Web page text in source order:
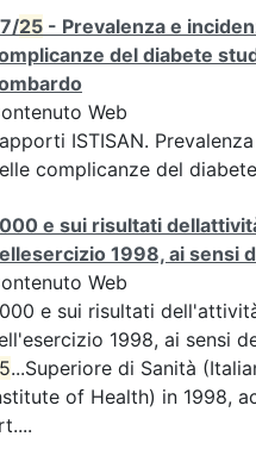
25 - Prevalenza e
del diabete
Web
ISTISAN.
complicanze del
e sui risultati
1998, ai sensi
Web
e sui risultati
1998, ai sensi
...Superiore di Sanità
of Health) in 1998,